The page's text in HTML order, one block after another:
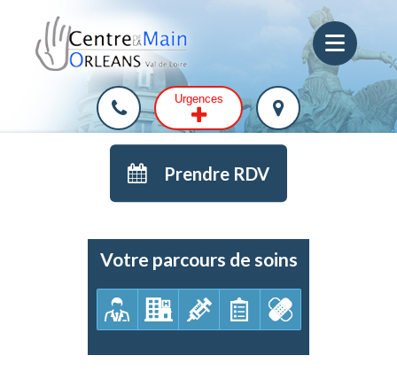
Urgences
Prendre RDV
Votre parcours de soins